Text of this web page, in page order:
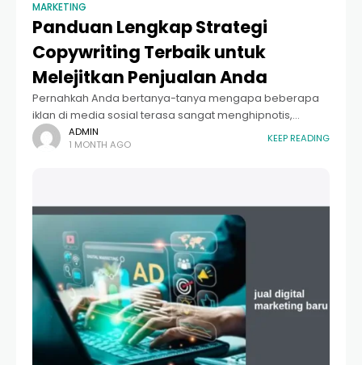
MARKETING
Panduan Lengkap Strategi
Copywriting Terbaik untuk
Melejitkan Penjualan Anda
Pernahkah Anda bertanya-tanya mengapa beberapa
iklan di media sosial terasa sangat menghipnotis,
sementara iklan lainnya hanya dilewati begitu saja?
Rahasianya bukan sekadar pada gambar yang bagus
ADMIN
1 MONTH AGO
KEEP READING